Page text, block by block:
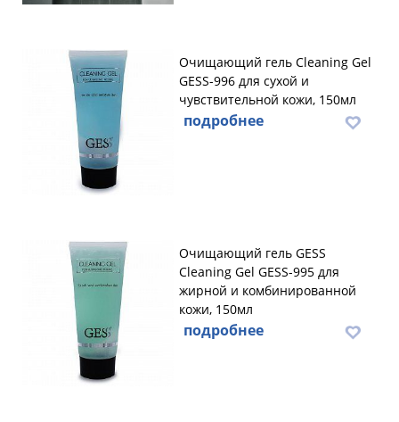
Очищающий гель Cleaning Gel
GESS-996 для сухой и
чувствительной кожи, 150мл
подробнее
Очищающий гель GESS
Cleaning Gel GESS-995 для
жирной и комбинированной
кожи, 150мл
подробнее